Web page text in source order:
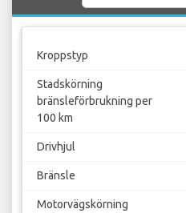
Kroppstyp
Stadskörning
bränsleförbrukning per
100 km
Drivhjul
Bränsle
Motorvägskörning